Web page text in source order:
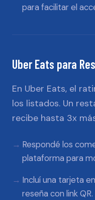
para facilitar el
Uber Eats para
En Uber Eats, el
los listados. Un
recibe hasta 3x
Respondé los
plataforma para
Incluí una tarjeta
reseña con link QR.